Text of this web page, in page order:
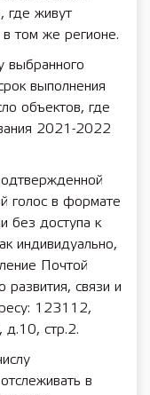
где живут
в том же регионе.
выбранного
выполнения
объектов, где
2021-2022
голос в формате
без доступа к
индивидуально,
Почтой
развития, связи и
123112,
д.10, стр.2.
в